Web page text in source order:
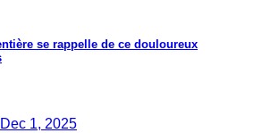
se rappelle de ce douloureux
Dec 1, 2025